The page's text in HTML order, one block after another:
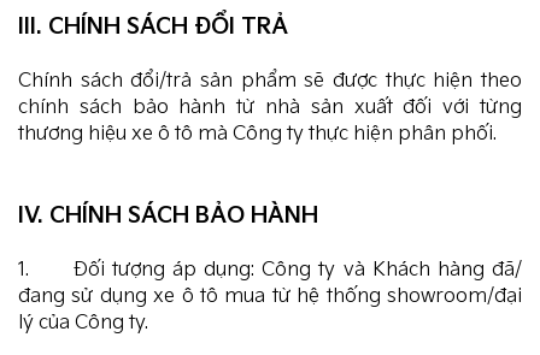
III. CHÍNH SÁCH ĐỔI TRẢ
Chính sách đổi/trả sản phẩm sẽ được thực hiện theo
chính sách bảo hành từ nhà sản xuất đối với từng
thương hiệu xe ô tô mà Công ty thực hiện phân phối.
IV. CHÍNH SÁCH BẢO HÀNH
1. Đối tượng áp dụng: Công ty và Khách hàng đã/
đang sử dụng xe ô tô mua từ hệ thống showroom/đại
lý của Công ty.